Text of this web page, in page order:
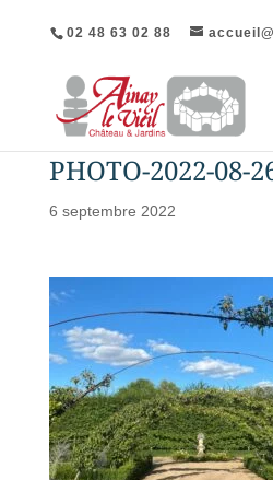
02 48 63 02 88
PHOTO-2022-08-
6 septembre 2022